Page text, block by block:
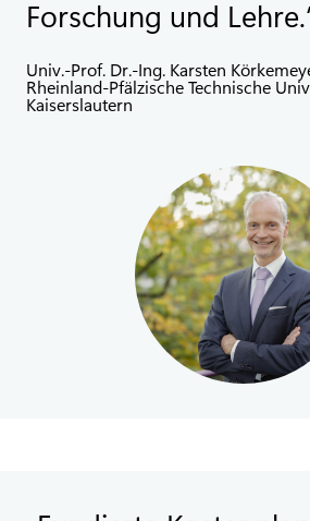
Forschung und Lehre.
Univ.-Prof. Dr.-Ing. Karsten
Rheinland-Pfälzische Technische
Kaiserslautern